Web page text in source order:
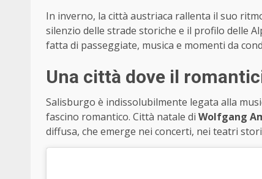
In inverno, la città austriaca rallenta il suo
silenzio delle strade storiche e il profilo delle
fatta di passeggiate, musica e momenti da
Una città dove il
Salisburgo è indissolubilmente legata alla
fascino romantico. Città natale di Wolfgang
diffusa, che emerge nei concerti, nei teatri